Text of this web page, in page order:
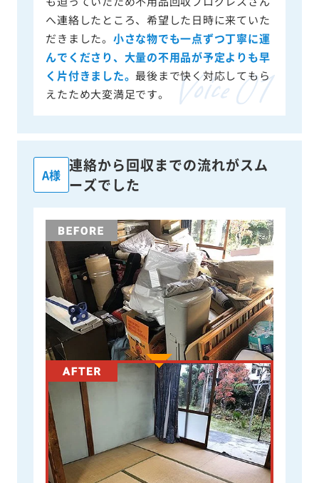
へ連絡したところ、希望した日時に来ていた
だきました。 小さな物でも一点ずつ丁寧に運
んでくださり、大量の不用品が予定よりも早
く片付きました。 最後まで快く対応してもら
えたため大変満足です。
A様
連絡から回収までの流れがスム
ーズでした